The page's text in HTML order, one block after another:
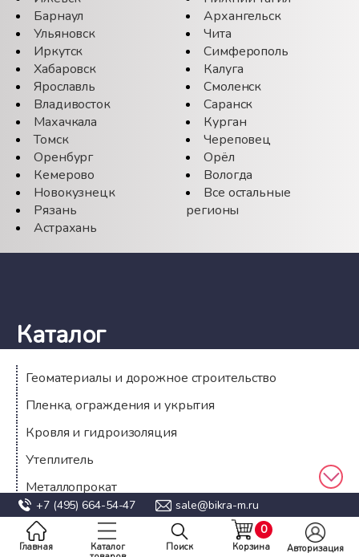
+7 (495) 664-54-47 sale@bikra-m.ru
Авторизация
0
Корзина
Главная
Каталог
Поиск
Барнаул
Ульяновск
Иркутск
Хабаровск
Ярославль
Владивосток
Махачкала
Томск
Оренбург
Кемерово
Новокузнецк
Рязань
Астрахань
Архангельск
Чита
Симферополь
Калуга
Смоленск
Саранск
Курган
Череповец
Орёл
Вологда
Все остальные
регионы
Каталог
Геоматериалы и дорожное строительство
Пленка, ограждения и укрытия
Кровля и гидроизоляция
Утеплитель
Металлопрокат
Компания
О компании